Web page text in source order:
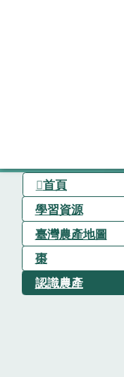
首頁
學習資源
臺灣農產地圖
棗
認識農產